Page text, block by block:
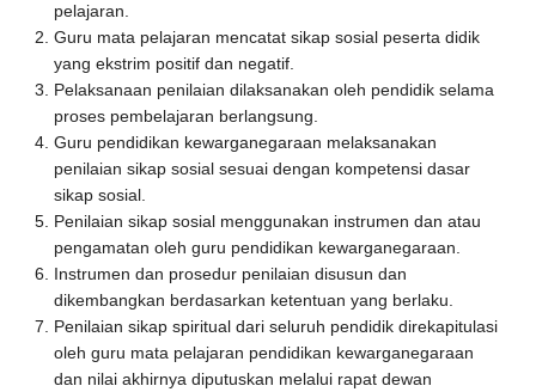
pelajaran.
Guru mata pelajaran mencatat sikap sosial peserta didik
yang ekstrim positif dan negatif.
Pelaksanaan penilaian dilaksanakan oleh pendidik selama
proses pembelajaran berlangsung.
Guru pendidikan kewarganegaraan melaksanakan
penilaian sikap sosial sesuai dengan kompetensi dasar
sikap sosial.
Penilaian sikap sosial menggunakan instrumen dan atau
pengamatan oleh guru pendidikan kewarganegaraan.
Instrumen dan prosedur penilaian disusun dan
dikembangkan berdasarkan ketentuan yang berlaku.
Penilaian sikap spiritual dari seluruh pendidik direkapitulasi
oleh guru mata pelajaran pendidikan kewarganegaraan
dan nilai akhirnya diputuskan melalui rapat dewan